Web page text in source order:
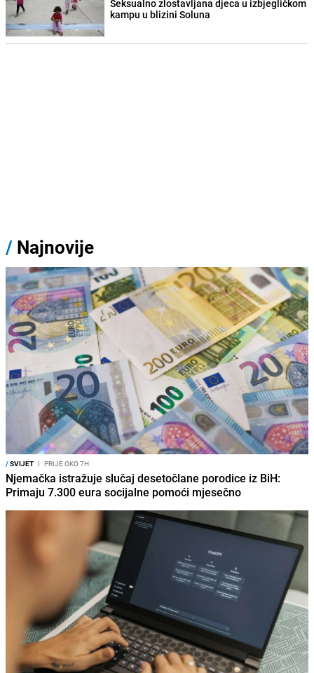
Seksualno zlostavljana djeca u izbjegličkom
kampu u blizini Soluna
/ Najnovije
/SVIJET I PRIJE OKO 7H
Njemačka istražuje slučaj desetočlane porodice iz BiH:
Primaju 7.300 eura socijalne pomoći mjesečno